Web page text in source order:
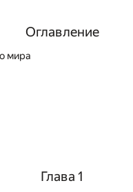
Оглавление
мира
Глава 1